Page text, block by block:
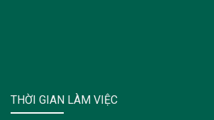
THỜI GIAN LÀM VIỆC